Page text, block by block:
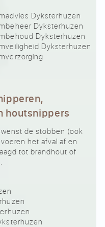
Dyksterhuzen
Dyksterhuzen
Dyksterhuzen
Dyksterhuzen
houtsnippers
de stobben (ook
het afval af en
tot brandhout of